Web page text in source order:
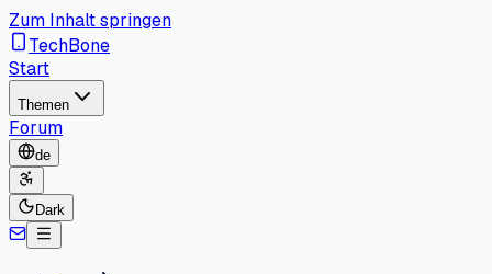
Zum Inhalt springen
TechBone
Start
Themen
Forum
de
Dark